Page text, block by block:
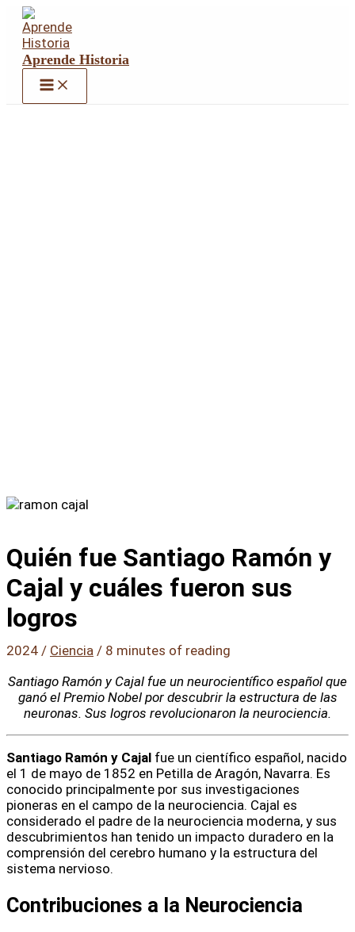
contenido
Aprende Historia
Quién fue Santiago Ramón y
Cajal y cuáles fueron sus
logros
2024 / Ciencia / 8 minutes of reading
Santiago Ramón y Cajal fue un neurocientífico español que
ganó el Premio Nobel por descubrir la estructura de las
neuronas. Sus logros revolucionaron la neurociencia.
Santiago Ramón y Cajal fue un científico español, nacido
el 1 de mayo de 1852 en Petilla de Aragón, Navarra. Es
conocido principalmente por sus investigaciones
pioneras en el campo de la neurociencia. Cajal es
considerado el padre de la neurociencia moderna, y sus
descubrimientos han tenido un impacto duradero en la
comprensión del cerebro humano y la estructura del
sistema nervioso.
Contribuciones a la Neurociencia